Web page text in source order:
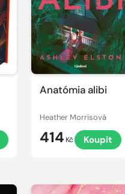
Anatómia alibi
Heather Morrisová
414 Kč Koupit